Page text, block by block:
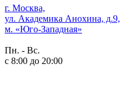
г. Москва,
ул. Академика Анохина, д.9,
м. «Юго-Западная»
Пн. - Вс.
с 8:00 до 20:00